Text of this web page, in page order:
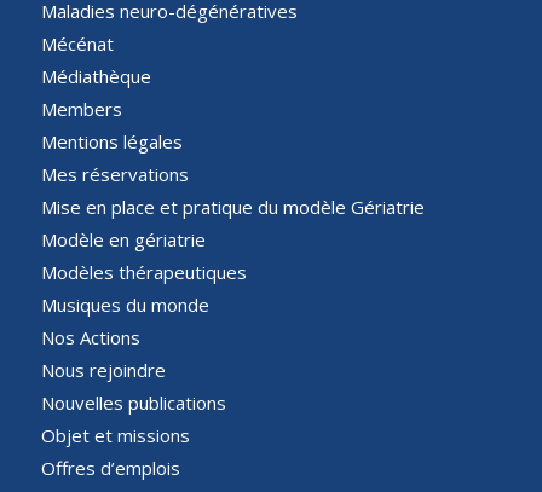
Maladies neuro-dégénératives
Mécénat
Médiathèque
Members
Mentions légales
Mes réservations
Mise en place et pratique du modèle Gériatrie
Modèle en gériatrie
Modèles thérapeutiques
Musiques du monde
Nos Actions
Nous rejoindre
Nouvelles publications
Objet et missions
Offres d’emplois